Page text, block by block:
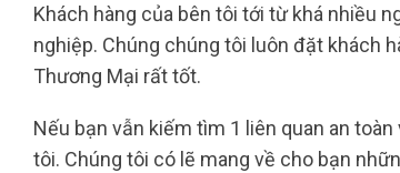
Khách hàng của bên tôi tới từ khá nhiều
nghiệp. Chúng chúng tôi luôn đặt khách
Thương Mại rất tốt.
Nếu bạn vẫn kiếm tìm 1 liên quan an
tôi. Chúng tôi có lẽ mang về cho bạn